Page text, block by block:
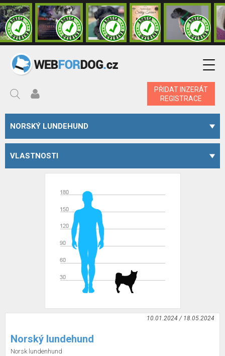
PŘIDAT INZERÁT
REGISTRACE
NORSKÝ LUNDEHUND
VLASTNOSTI
10.01.2024 / 18.05.2024
Norský lundehund
Norsk lundenhund